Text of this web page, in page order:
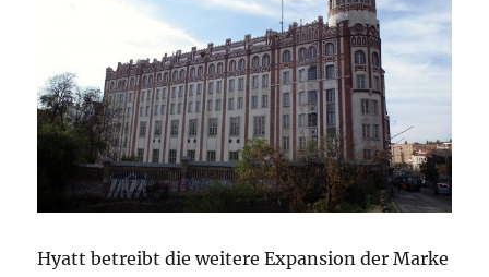
Hyatt betreibt die weitere Expansion der Marke